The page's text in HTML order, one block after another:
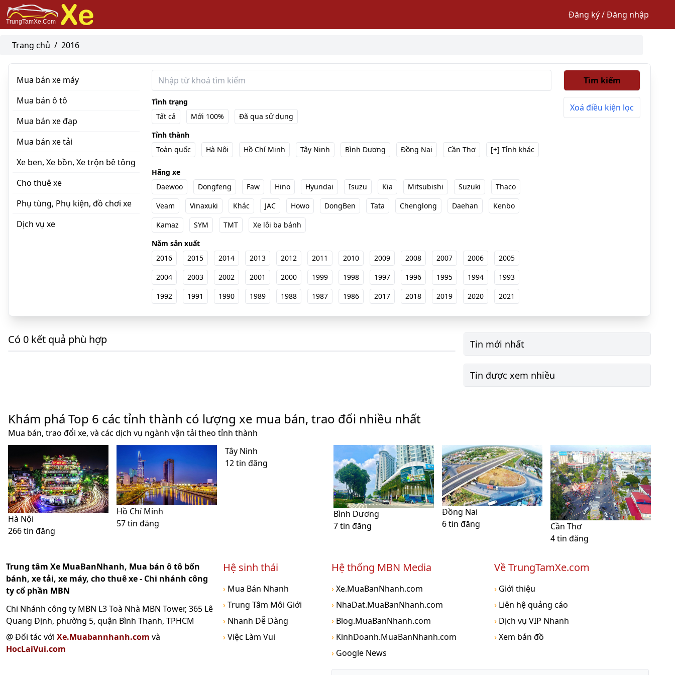
Đăng ký / Đăng nhập
Trang chủ / 2016
Mua bán xe máy
Mua bán ô tô
Mua bán xe đạp
Mua bán xe tải
Xe ben, Xe bồn, Xe trộn bê tông
Cho thuê xe
Phụ tùng, Phụ kiện, đồ chơi xe
Dịch vụ xe
Tình trạng
Tất cả
Mới 100%
Đã qua sử dụng
Tỉnh thành
Toàn quốc
Hà Nội Hồ Chí Minh Tây Ninh Bình Dương Đồng Nai Cần Thơ [+] Tỉnh khác
Hãng xe
Daewoo
Dongfeng Faw Hino Hyundai Isuzu Kia Mitsubishi Suzuki
Thaco
Veam
Vinaxuki Khác JAC Howo DongBen Tata Chenglong Daehan
Kenbo
Kamaz
SYM TMT
Xe lôi ba bánh
Năm sản xuất
2016
2015 2014 2013 2012 2011 2010 2009 2008 2007 2006
2005
2004
2003 2002 2001 2000 1999 1998 1997 1996 1995 1994
1993
1992
1991 1990 1989 1988 1987 1986 2017 2018 2019 2020 2021
Tìm kiếm
Xoá điều kiện lọc
Có 0 kết quả phù hợp Tin mới nhất
Tin được xem nhiều
Khám phá Top 6 các tỉnh thành có lượng xe mua bán, trao đổi nhiều nhất
Mua bán, trao đổi xe, và các dịch vụ ngành vận tải theo tỉnh thành
Hà Nội
266 tin đăng
Hồ Chí Minh
57 tin đăng
Tây Ninh
12 tin đăng
Bình Dương
7 tin đăng
Đồng Nai
6 tin đăng
Cần Thơ
4 tin đăng
Trung tâm Xe MuaBanNhanh, Mua bán ô tô bốn
bánh, xe tải, xe máy, cho thuê xe - Chi nhánh công
ty cổ phần MBN
Chi Nhánh công ty MBN L3 Toà Nhà MBN Tower, 365 Lê
Quang Định, phường 5, quận Bình Thạnh, TPHCM
@ Đối tác với Xe.Muabannhanh.com và
HocLaiVui.com
Hệ sinh thái
› Mua Bán Nhanh
›Trung Tâm Môi Giới
› Nhanh Dễ Dàng
›Việc Làm Vui
Hệ thống MBN Media
›Xe.MuaBanNhanh.com
› NhaDat.MuaBanNhanh.com
› Blog.MuaBanNhanh.com
› KinhDoanh.MuaBanNhanh.com
› Google News
Về TrungTamXe.com
› Giới thiệu
› Liên hệ quảng cáo
› Dịch vụ VIP Nhanh
›Xem bản đồ